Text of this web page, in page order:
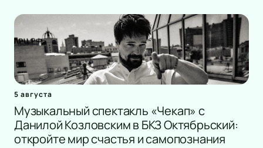
5 августа
Музыкальный спектакль «Чекап» с
Данилой Козловским в БКЗ Октябрьский:
откройте мир счастья и самопознания